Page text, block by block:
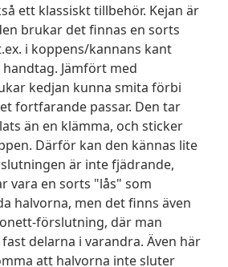
ett klassiskt tillbehör. Kejan är
brukar det finnas en sorts
i koppens/kannans kant
Jämfört med
kedjan kunna smita förbi
fortfarande passar. Den tar
än en klämma, och sticker
Därför kan den kännas lite
är inte fjädrande,
vara en sorts "lås" som
halvorna, men det finns även
förslutning, där man
delarna i varandra. Även här
att halvorna inte sluter